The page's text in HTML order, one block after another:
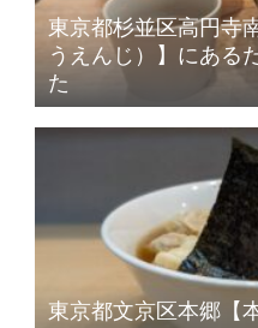
東京都杉並区高円寺
うえんじ）】にある
た
東京都文京区本郷【